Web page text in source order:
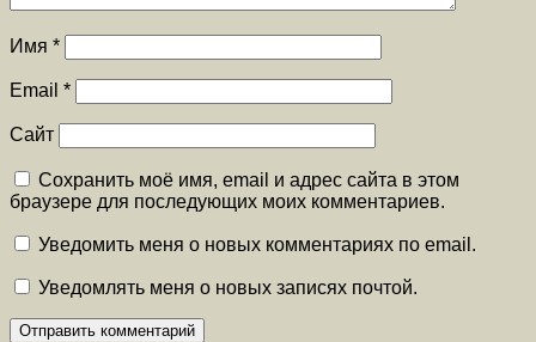
Имя *
Email *
Сайт
Сохранить моё имя, email и адрес сайта в этом
браузере для последующих моих комментариев.
Уведомить меня о новых комментариях по email.
Уведомлять меня о новых записях почтой.